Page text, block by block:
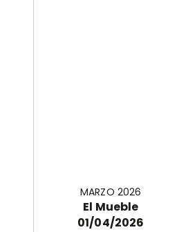
MARZO 2026
El Mueble
01/04/2026